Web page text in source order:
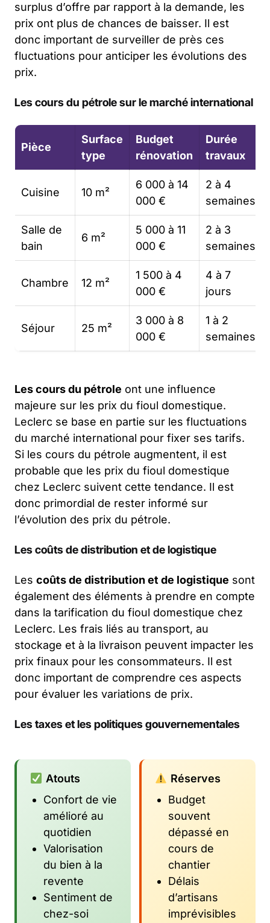
surplus d’offre par rapport à la demande, les
prix ont plus de chances de baisser. Il est
donc important de surveiller de près ces
fluctuations pour anticiper les évolutions des
prix.
Les cours du pétrole sur le marché international
Pièce
Surface
type
Budget
rénovation
Durée
travaux
Cuisine 10 m²
6 000 à 14
000 €
2 à 4
semaines
Salle de
bain
6 m²
5 000 à 11
000 €
2 à 3
semaines
Chambre 12 m²
1 500 à 4
000 €
4 à 7
jours
Séjour 25 m²
3 000 à 8
000 €
1 à 2
semaines
Les cours du pétrole ont une influence
majeure sur les prix du fioul domestique.
Leclerc se base en partie sur les fluctuations
du marché international pour fixer ses tarifs.
Si les cours du pétrole augmentent, il est
probable que les prix du fioul domestique
chez Leclerc suivent cette tendance. Il est
donc primordial de rester informé sur
l’évolution des prix du pétrole.
Les coûts de distribution et de logistique
Les coûts de distribution et de logistique sont
également des éléments à prendre en compte
dans la tarification du fioul domestique chez
Leclerc. Les frais liés au transport, au
stockage et à la livraison peuvent impacter les
prix finaux pour les consommateurs. Il est
donc important de comprendre ces aspects
pour évaluer les variations de prix.
Les taxes et les politiques gouvernementales
Atouts
Confort de vie
amélioré au
quotidien
Valorisation
du bien à la
revente
Sentiment de
chez-soi
Réserves
Budget
souvent
dépassé en
cours de
chantier
Délais
d’artisans
imprévisibles